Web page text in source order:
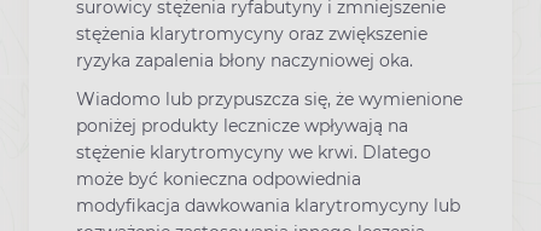
surowicy stężenia ryfabutyny i zmniejszenie
stężenia klarytromycyny oraz zwiększenie
ryzyka zapalenia błony naczyniowej oka.
Wiadomo lub przypuszcza się, że wymienione
poniżej produkty lecznicze wpływają na
stężenie klarytromycyny we krwi. Dlatego
może być konieczna odpowiednia
modyfikacja dawkowania klarytromycyny lub